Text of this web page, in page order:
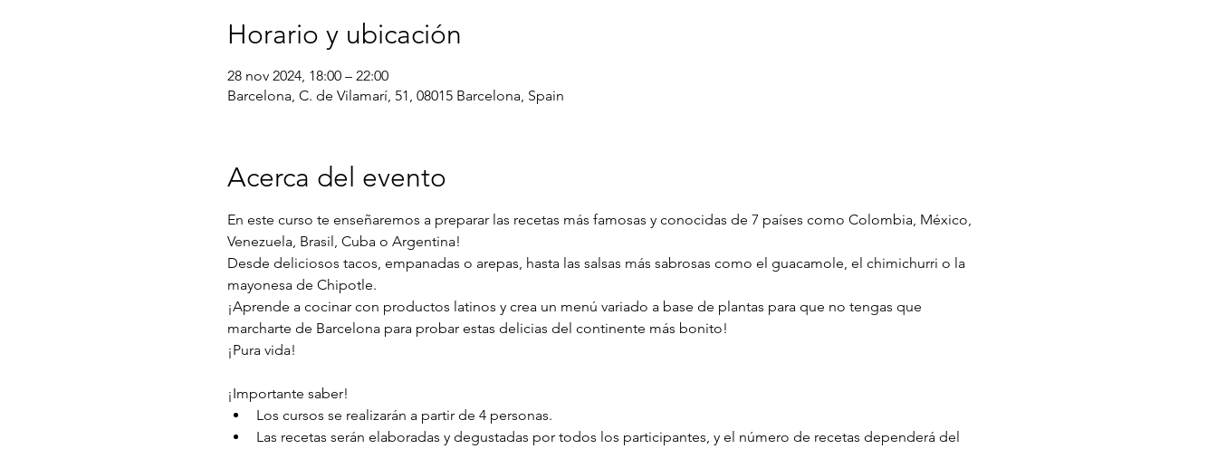
Horario y ubicación
28 nov 2024, 18:00 – 22:00
Barcelona, C. de Vilamarí, 51, 08015 Barcelona, Spain
Acerca del evento
En este curso te enseñaremos a preparar las recetas más famosas y conocidas de 7 países como Colombia, México,
Venezuela, Brasil, Cuba o Argentina!
Desde deliciosos tacos, empanadas o arepas, hasta las salsas más sabrosas como el guacamole, el chimichurri o la
mayonesa de Chipotle.
¡Aprende a cocinar con productos latinos y crea un menú variado a base de plantas para que no tengas que
marcharte de Barcelona para probar estas delicias del continente más bonito!
¡Pura vida!
¡Importante saber!
Los cursos se realizarán a partir de 4 personas.
Las recetas serán elaboradas y degustadas por todos los participantes, y el número de recetas dependerá del